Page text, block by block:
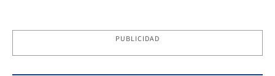
PUBLICIDAD